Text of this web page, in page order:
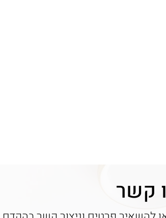
קשר